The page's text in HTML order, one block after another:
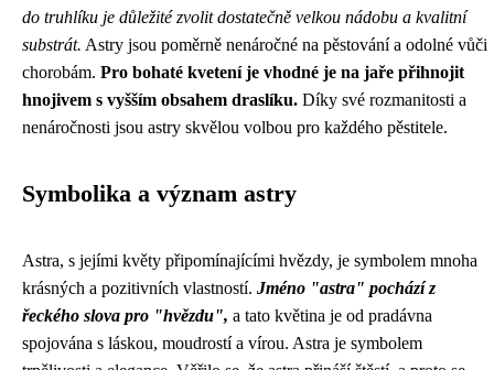
do truhlíku je důležité zvolit dostatečně velkou nádobu a kvalitní
substrát. Astry jsou poměrně nenáročné na pěstování a odolné vůči
chorobám. Pro bohaté kvetení je vhodné je na jaře přihnojit
hnojivem s vyšším obsahem draslíku. Díky své rozmanitosti a
nenáročnosti jsou astry skvělou volbou pro každého pěstitele.
Symbolika a význam astry
Astra, s jejími květy připomínajícími hvězdy, je symbolem mnoha
krásných a pozitivních vlastností. Jméno "astra" pochází z
řeckého slova pro "hvězdu", a tato květina je od pradávna
spojována s láskou, moudrostí a vírou. Astra je symbolem